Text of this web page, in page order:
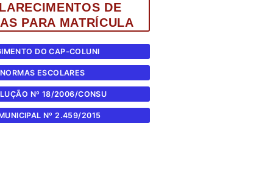
DE
PARA MATRÍCULA
DO CAP-COLUNI
NORMAS ESCOLARES
Nº 18/2006/CONSU
Nº 2.459/2015